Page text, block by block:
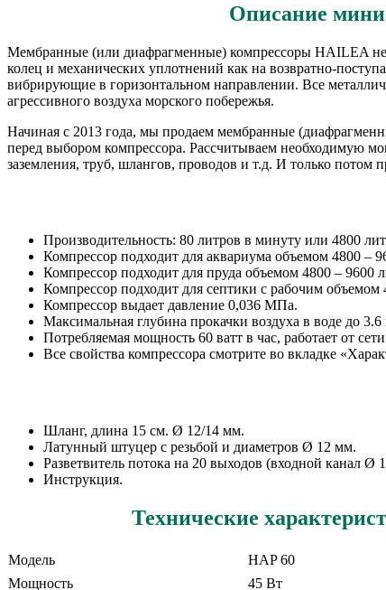
Описание
Мембранные (или диафрагменные) компрессоры HAILEA
колец и механических уплотнений как на возвратно-
вибрирующие в горизонтальном направлении. Все
агрессивного воздуха морского побережья.
Начиная с 2013 года, мы продаем мембранные
перед выбором компрессора. Рассчитываем необходимую
заземления, труб, шлангов, проводов и т.д. И только
Производительность: 80 литров в минуту или 4800
Компрессор подходит для аквариума объемом 4800 –
Компрессор подходит для пруда объемом 4800 – 9600
Компрессор подходит для септики с рабочим объемом
Компрессор выдает давление 0,036 МПа.
Максимальная глубина прокачки воздуха в воде до 3.6
Потребляемая мощность 60 ватт в час, работает от
Все свойства компрессора смотрите во вкладке
Шланг, длина 15 см. Ø 12/14 мм.
Латунный штуцер с резьбой и диаметров Ø 12 мм.
Разветвитель потока на 20 выходов (входной канал
Инструкция.
Технические
Модель HAP 60
Мощность
45 Вт